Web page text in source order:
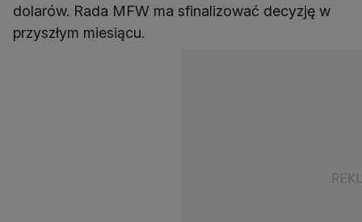
dolarów. Rada MFW ma sfinalizować decyzję w
przyszłym miesiącu.